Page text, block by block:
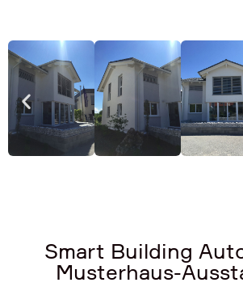
Smart Building
Musterhaus-